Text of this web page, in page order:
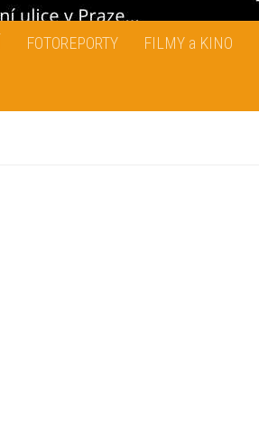
FOTOREPORTY FILMY a KINO